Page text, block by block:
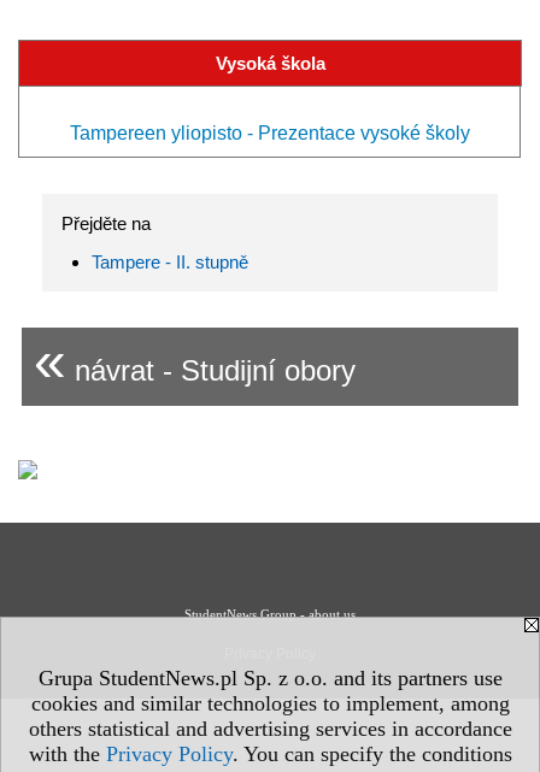
Grupa StudentNews.pl Sp. z o.o. and its partners use
cookies and similar technologies to implement, among
others statistical and advertising services in accordance
with the Privacy Policy. You can specify the conditions
Vysoká škola
Tampereen yliopisto - Prezentace vysoké školy
Přejděte na
Tampere - II. stupně
« návrat - Studijní obory
StudentNews Group - about us